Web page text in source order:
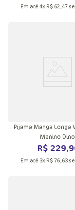
Em até 4x R$ 62 47
Pijama Manga Longa
Menino Dino
R$ 229,
Em até 3x R$ 76, 63